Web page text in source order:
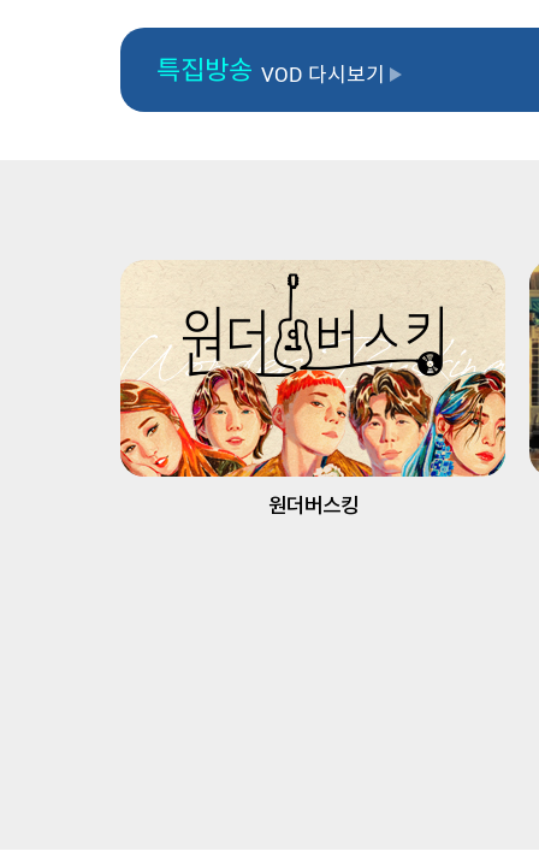
특집방송 VOD 다시보기
원더버스킹